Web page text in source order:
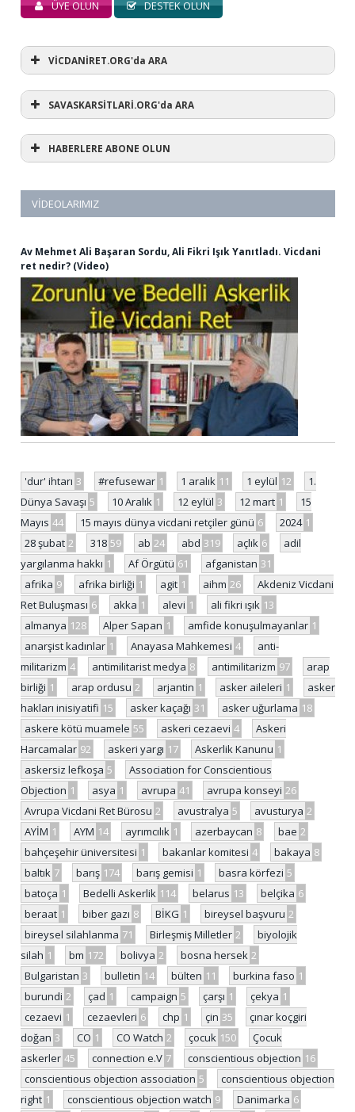
ÜYE OLUN DESTEK OLUN
VİCDANİRET.ORG'da ARA
SAVASKARSİTLARİ.ORG'da ARA
HABERLERE ABONE OLUN
VIDEOLARIMIZ
Av Mehmet Ali Başaran Sordu, Ali Fikri Işık Yanıtladı. Vicdani
ret nedir? (Video)
'dur' ihtarı 3 #refusewar 1 1 aralık 11 1 eylül 12
1.
Dünya Savaşı 5 10 Aralık 1 12 eylül 3 12 mart 1
15
Mayıs 44 15 mayıs dünya vicdani retçiler günü 6 2024 1
28 şubat 2 318 59 ab 24 abd 319 açlık 6
adil
yargılanma hakkı 1 Af Örgütü 61 afganistan 31
afrika 9 afrika birliği 1 agit 1 aihm 26
Akdeniz Vicdani
Ret Buluşması 6 akka 1 alevi 1 ali fikri ışık 13
almanya 128 Alper Sapan 1 amfide konuşulmayanlar 1
anarşist kadınlar 1 Anayasa Mahkemesi 4
anti-
militarizm 4 antimilitarist medya 8 antimilitarizm 97
arap
birliği 1 arap ordusu 2 arjantin 1 asker aileleri 1
asker
hakları inisiyatifi 15 asker kaçağı 31 asker uğurlama 18
askere kötü muamele 55 askeri cezaevi 4
Askeri
Harcamalar 92 askeri yargı 17 Askerlik Kanunu 1
askersiz lefkoşa 5
Association for Conscientious
Objection 1 asya 1 avrupa 41 avrupa konseyi 26
Avrupa Vicdani Ret Bürosu 2 avustralya 5 avusturya 2
AYİM 1 AYM 14 ayrımcılık 1 azerbaycan 8 bae 2
bahçeşehir üniversitesi 1 bakanlar komitesi 4 bakaya 8
baltık 7 barış 174 barış gemisi 1 basra körfezi 5
batoça 1 Bedelli Askerlik 114 belarus 13 belçika 6
beraat 1 biber gazı 8 BİKG 1 bireysel başvuru 2
bireysel silahlanma 71 Birleşmiş Milletler 2
biyolojik
silah 1 bm 172 bolivya 2 bosna hersek 2
Bulgaristan 3 bulletin 14 bülten 11 burkina faso 1
burundi 2 çad 1 campaign 5 çarşı 1 çekya 1
cezaevi 1 cezaevleri 6 chp 1 çin 35
çınar koçgiri
doğan 3 CO 1 CO Watch 2 çocuk 150
Çocuk
askerler 45 connection e.V 7 conscientious objection 16
conscientious objection association 5
conscientious objection
right 1 conscientious objection watch 9 Danimarka 6